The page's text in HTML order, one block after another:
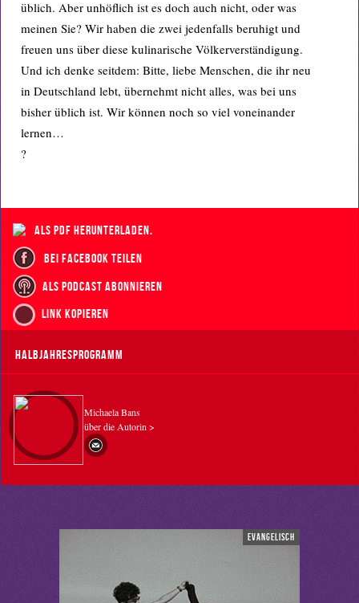
üblich. Aber unhöflich ist es doch auch nicht, oder was
meinen Sie? Wir haben die zwei jedenfalls beruhigt und
freuen uns über diese kulinarische Völkerverständigung.
Und ich denke seitdem: Bitte, liebe Menschen, die ihr neu
in Deutschland lebt, übernehmt nicht alles, was bei uns
bisher üblich ist. Wir können noch so viel voneinander
lernen…
?
als PDF herunterladen.
bei Facebook teilen
als Podcast abonnieren
Link kopieren
Halbjahresprogramm
Michaela Bans
über die Autorin >
evangelisch